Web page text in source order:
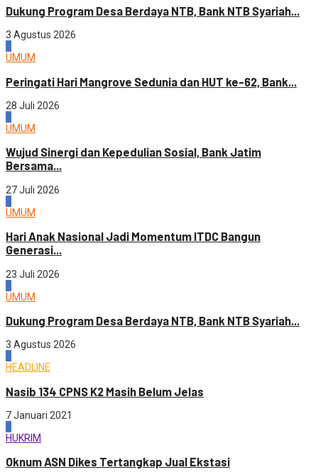
Dukung Program Desa Berdaya NTB, Bank NTB Syariah...
3 Agustus 2026
UMUM
Peringati Hari Mangrove Sedunia dan HUT ke-62, Bank...
28 Juli 2026
UMUM
Wujud Sinergi dan Kepedulian Sosial, Bank Jatim
Bersama...
27 Juli 2026
UMUM
Hari Anak Nasional Jadi Momentum ITDC Bangun
Generasi...
23 Juli 2026
UMUM
Dukung Program Desa Berdaya NTB, Bank NTB Syariah...
3 Agustus 2026
HEADLINE
Nasib 134 CPNS K2 Masih Belum Jelas
7 Januari 2021
HUKRIM
Oknum ASN Dikes Tertangkap Jual Ekstasi